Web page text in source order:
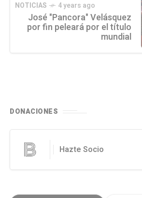
NOTICIAS 4 years ago
José "Pancora" Velásquez
por fin peleará por el título
mundial
DONACIONES
Hazte Socio